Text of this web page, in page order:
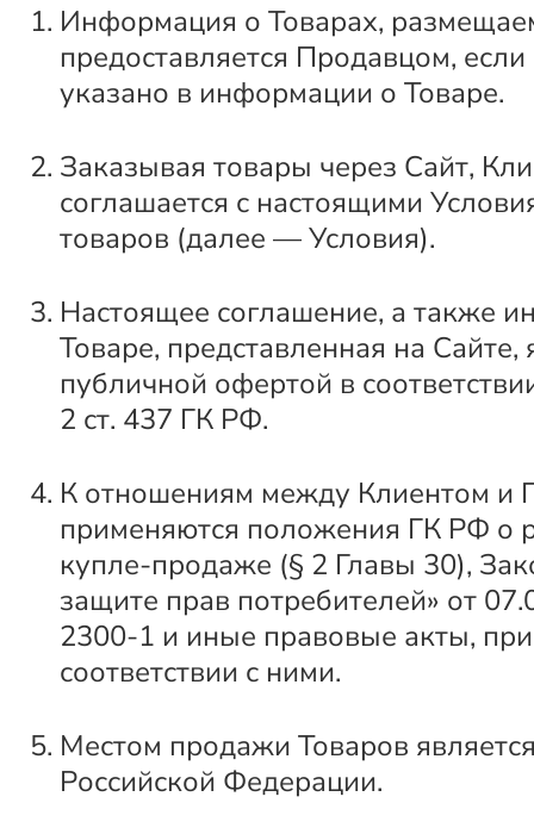
Информация о Товарах,
предоставляется Продавцом,
указано в информации о Товаре.
Заказывая товары через Сайт,
соглашается с настоящими
товаров (далее — Условия).
Настоящее соглашение, а также
Товаре, представленная на Сайте,
публичной офертой в
2 ст. 437 ГК РФ.
К отношениям между Клиентом и
применяются положения ГК РФ о
купле-продаже (§ 2 Главы 30),
защите прав потребителей» от
2300-1 и иные правовые акты,
соответствии с ними.
Местом продажи Товаров
Российской Федерации.